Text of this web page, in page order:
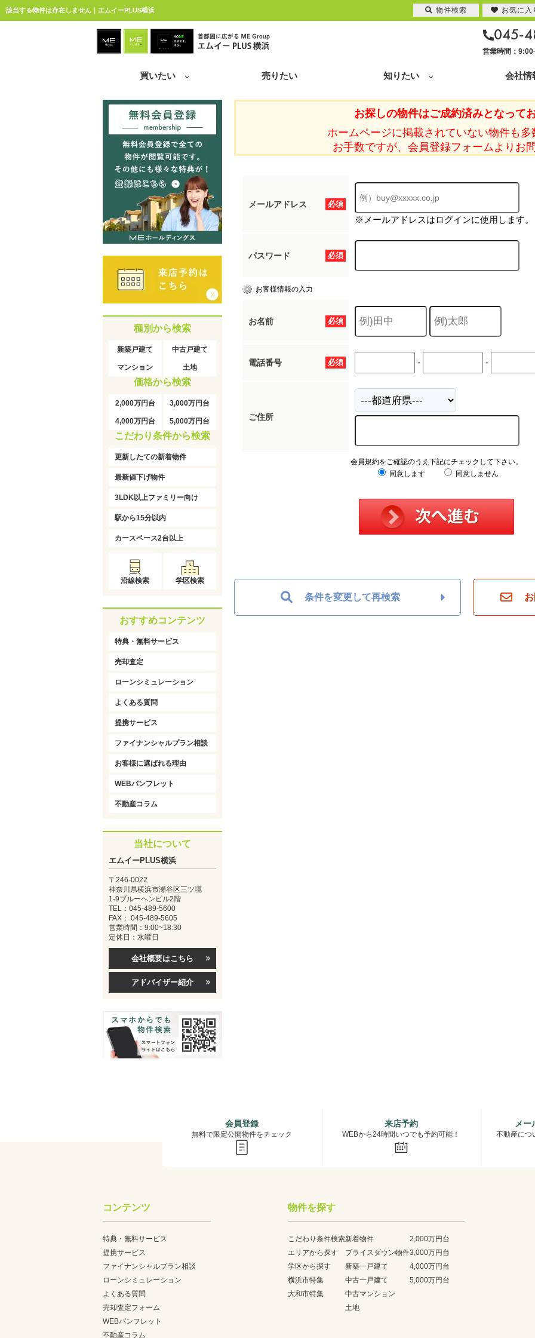
該当する物件は存在しません｜エムイーPLUS横浜
045-
営業時間：
買いたい 売りたい 知りたい 会社情
お探しの物件はご成約済みとなってお
ホームページに掲載されていない物件も多
お手数ですが、会員登録フォームよりお
必須
メールアドレス
※メールアドレスはログインに使用します。
必須
パスワード
お客様情報の入力
必須
お名前
必須
電話番号 - -
ご住所
会員規約をご確認のうえ下記にチェックして下さい。
同意します
同意しません
条件を変更して再検索
種別から検索
新築戸建て 中古戸建て
マンション 土地
価格から検索
2,000万円台 3,000万円台
4,000万円台 5,000万円台
こだわり条件から検索
更新したての新着物件
最新値下げ物件
3LDK以上ファミリー向け
駅から15分以内
カースペース2台以上
沿線検索 学区検索
おすすめコンテンツ
特典・無料サービス
売却査定
ローンシミュレーション
よくある質問
提携サービス
ファイナンシャルプラン相談
お客様に選ばれる理由
WEBパンフレット
不動産コラム
当社について
エムイーPLUS横浜
〒246-0022
神奈川県横浜市瀬谷区三ツ境
1-9ブルーヘンビル2階
TEL：045-489-5600
FAX： 045-489-5605
営業時間：9:00~18:30
定休日：水曜日
会社概要はこちら
アドバイザー紹介
会員登録
無料で限定公開物件をチェック
来店予約
WEBから24時間いつでも予約可能！
メー
不動産につ
コンテンツ
特典・無料サービス
提携サービス
ファイナンシャルプラン相談
ローンシミュレーション
よくある質問
売却査定フォーム
WEBパンフレット
不動産コラム
物件を探す
こだわり条件検索
エリアから探す
学区から探す
横浜市特集
大和市特集
新着物件
プライスダウン物件
新築一戸建て
中古一戸建て
中古マンション
土地
2,000万円台
3,000万円台
4,000万円台
5,000万円台
物件検索 お気に入